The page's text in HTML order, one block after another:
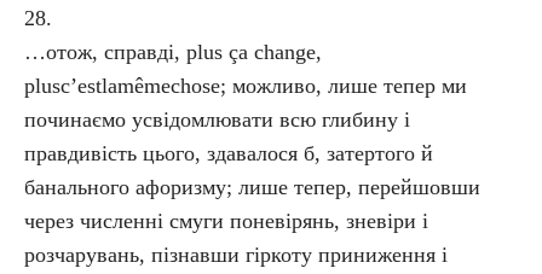
28.
…отож, справді, plus ça change,
plusc’estlamêmechose; можливо, лише тепер ми
починаємо усвідомлювати всю глибину і
правдивість цього, здавалося б, затертого й
банального афоризму; лише тепер, перейшовши
через численні смуги поневірянь, зневіри і
розчарувань, пізнавши гіркоту приниження і